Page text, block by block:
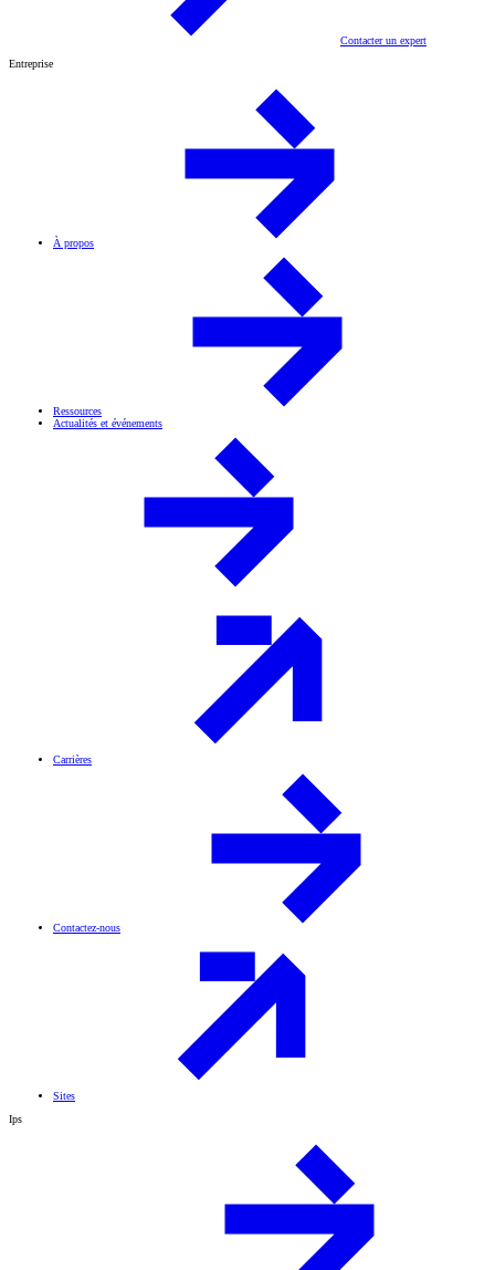
Contacter un expert
Entreprise
À propos
Ressources
Actualités et événements
Carrières
Contactez-nous
Sites
Ips